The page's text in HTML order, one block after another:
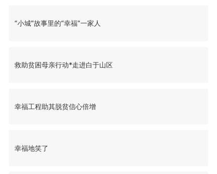
“小城”故事里的“幸福”一家人
救助贫困母亲行动*走进白于山区
幸福工程助其脱贫信心倍增
幸福地笑了